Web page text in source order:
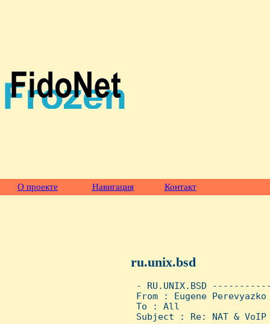
О проекте Навигация Контакт
ru.unix.bsd
- RU.UNIX.BSD
From : Eugene
To : All
Subject : Re: NAT & VoIP